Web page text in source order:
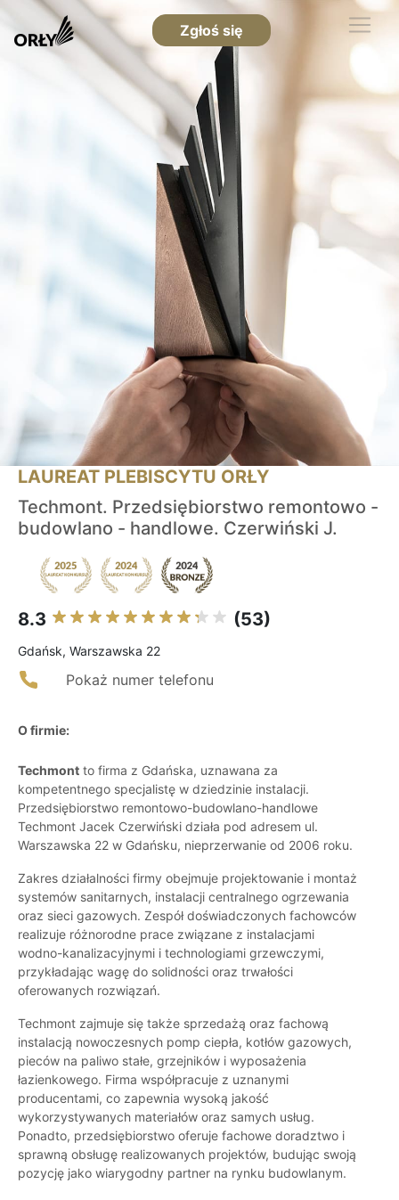
Zgłoś się
LAUREAT PLEBISCYTU ORŁY
Techmont. Przedsiębiorstwo remontowo -
budowlano - handlowe. Czerwiński J.
8.3 (53)
Gdańsk, Warszawska 22
Pokaż numer telefonu
O firmie:
Techmont to firma z Gdańska, uznawana za
kompetentnego specjalistę w dziedzinie instalacji.
Przedsiębiorstwo remontowo-budowlano-handlowe
Techmont Jacek Czerwiński działa pod adresem ul.
Warszawska 22 w Gdańsku, nieprzerwanie od 2006 roku.
Zakres działalności firmy obejmuje projektowanie i montaż
systemów sanitarnych, instalacji centralnego ogrzewania
oraz sieci gazowych. Zespół doświadczonych fachowców
realizuje różnorodne prace związane z instalacjami
wodno-kanalizacyjnymi i technologiami grzewczymi,
przykładając wagę do solidności oraz trwałości
oferowanych rozwiązań.
Techmont zajmuje się także sprzedażą oraz fachową
instalacją nowoczesnych pomp ciepła, kotłów gazowych,
pieców na paliwo stałe, grzejników i wyposażenia
łazienkowego. Firma współpracuje z uznanymi
producentami, co zapewnia wysoką jakość
wykorzystywanych materiałów oraz samych usług.
Ponadto, przedsiębiorstwo oferuje fachowe doradztwo i
sprawną obsługę realizowanych projektów, budując swoją
pozycję jako wiarygodny partner na rynku budowlanym.